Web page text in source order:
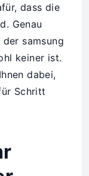
dass die
Genau
samsung
keiner ist.
dabei,
Schritt